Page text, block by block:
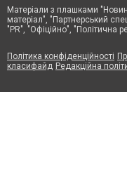
Матеріали з плашками
матеріал", "Партнерський
"PR", "Офіційно", "Політична
Політика конфіденційності
класифайд Редакційна